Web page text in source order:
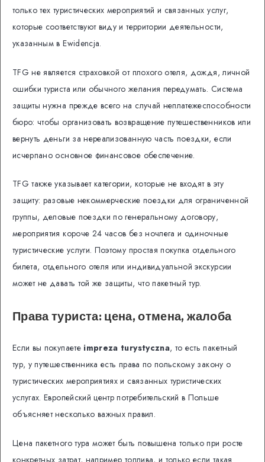
только тех туристических мероприятий и связанных услуг,
которые соответствуют виду и территории деятельности,
указанным в Ewidencja.
TFG не является страховкой от плохого отеля, дождя, личной
ошибки туриста или обычного желания передумать. Система
защиты нужна прежде всего на случай неплатежеспособности
бюро: чтобы организовать возвращение путешественников или
вернуть деньги за нереализованную часть поездки, если
исчерпано основное финансовое обеспечение.
TFG также указывает категории, которые не входят в эту
защиту: разовые некоммерческие поездки для ограниченной
группы, деловые поездки по генеральному договору,
мероприятия короче 24 часов без ночлега и одиночные
туристические услуги. Поэтому простая покупка отдельного
билета, отдельного отеля или индивидуальной экскурсии
может не давать той же защиты, что пакетный тур.
Права туриста: цена, отмена, жалоба
Если вы покупаете impreza turystyczna, то есть пакетный
тур, у путешественника есть права по польскому закону о
туристических мероприятиях и связанных туристических
услугах. Европейский центр потребительский в Польше
объясняет несколько важных правил.
Цена пакетного тура может быть повышена только при росте
конкретных затрат, например топлива, и только если такая